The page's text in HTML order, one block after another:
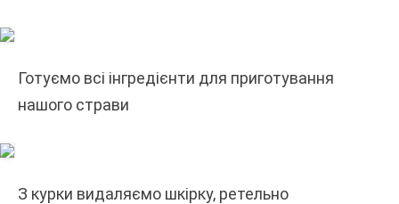
Готуємо всі інгредієнти для приготування
нашого страви
З курки видаляємо шкірку, ретельно